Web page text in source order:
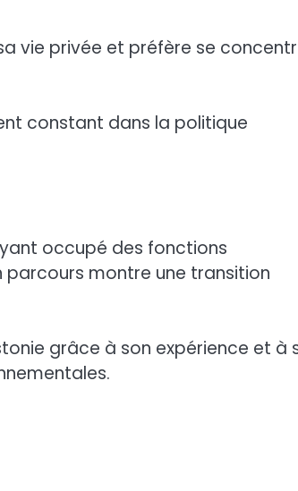
vie privée et préfère se
constant dans la politique
occupé des fonctions
parcours montre une transition
grâce à son expérience et à